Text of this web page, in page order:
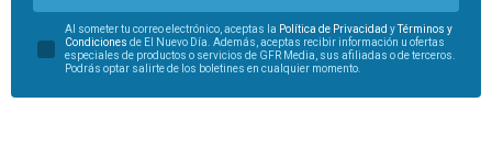
Al someter tu correo electrónico, aceptas la Política de Privacidad yTérminos y
Condiciones de El Nuevo Día. Además, aceptas recibir información u ofertas
especiales de productos o servicios de GFR Media, sus afiliadas o de terceros.
Podrás optar salirte de los boletines en cualquier momento.